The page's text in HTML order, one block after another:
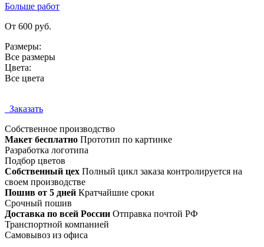
Больше работ
От 600 руб.
Размеры:
Все размеры
Цвета:
Все цвета
Заказать
Собственное производство
Макет бесплатно Прототип по картинке
Разработка логотипа
Подбор цветов
Собственный цех Полный цикл заказа контролируется на
своем производстве
Пошив от 5 дней Кратчайшие сроки
Срочный пошив
Доставка по всей России Отправка почтой РФ
Транспортной компанией
Самовывоз из офиса